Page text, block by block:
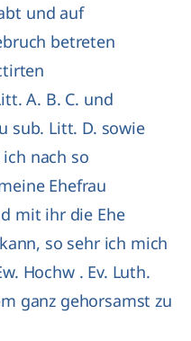
und auf
betreten
A. B. C. und
sub. Litt. D. sowie
nach so
Ehefrau
mit ihr die Ehe
so sehr ich mich
Hochw . Ev. Luth.
ganz gehorsamst zu